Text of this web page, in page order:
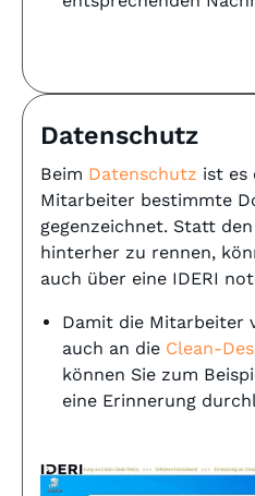
Datenschutz
Beim Datenschutz ist es
Mitarbeiter bestimmte
gegenzeichnet. Statt
hinterher zu rennen,
auch über eine IDERI
Damit die Mitarbeiter
auch an die Clean-
können Sie zum
eine Erinnerung